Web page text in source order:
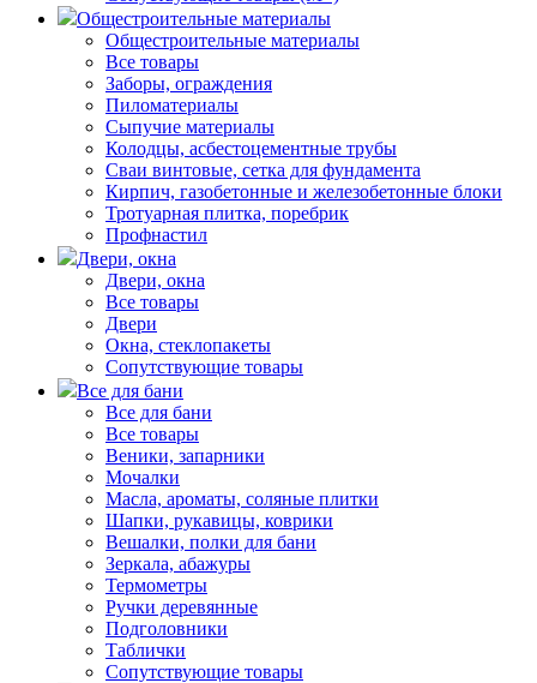
Общестроительные материалы
Общестроительные материалы
Все товары
Заборы, ограждения
Пиломатериалы
Сыпучие материалы
Колодцы, асбестоцементные трубы
Сваи винтовые, сетка для фундамента
Кирпич, газобетонные и железобетонные блоки
Тротуарная плитка, поребрик
Профнастил
Двери, окна
Двери, окна
Все товары
Двери
Окна, стеклопакеты
Сопутствующие товары
Все для бани
Все для бани
Все товары
Веники, запарники
Мочалки
Масла, ароматы, соляные плитки
Шапки, рукавицы, коврики
Вешалки, полки для бани
Зеркала, абажуры
Термометры
Ручки деревянные
Подголовники
Таблички
Сопутствующие товары